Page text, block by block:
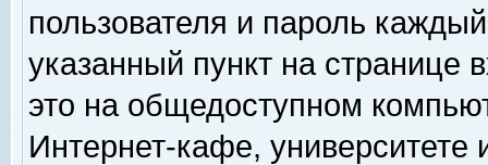
пользователя и пароль
указанный пункт на
это на общедоступном
Интернет-кафе, университете